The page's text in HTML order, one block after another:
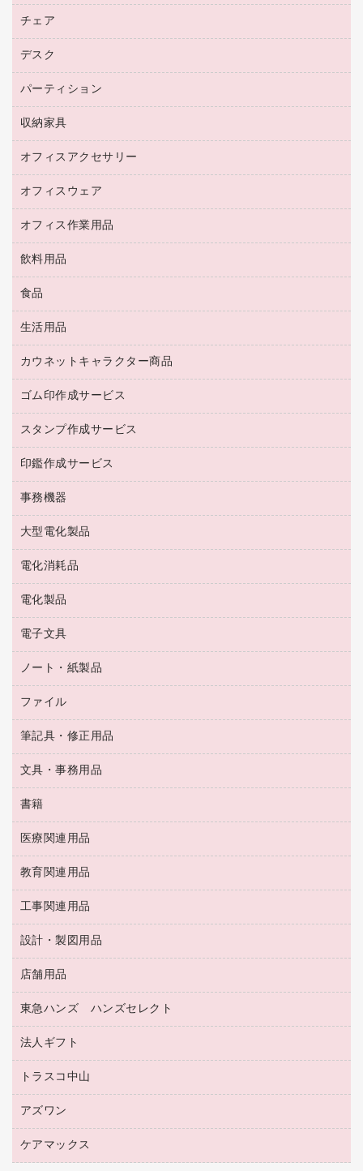
コピートナー
インクカートリッジ
ハガキ用紙
その他コピー用紙・プリンタ用紙
コピー用紙
パソコンバッグ／収納用品
ネットワーク／ＬＡＮ機器
ネットワーク／ＬＡＮアクセサリー
セキュリティ用品
ＵＳＢハブ／ＵＳＢアクセサリー
ＯＡフィルター
ＯＡクリーナー／エアダスター
ＨＤＤ／ＳＳＤ
ディスプレイモニター
メモリーカード
プロジェクタ
ファクシミリ
デジタルカメラ
スキャナー
コピー機
ＣＤ－ＲＷ
ＣＤ－Ｒ
メディア収納用品
プリンタ
チェア
応接イス・ベンチ
オフィスチェア
デスク
ミーティングテーブル
デスク
カウンター
パーティション
ホワイトボード・黒板
収納家具
保管庫・書庫
ロッカー・下駄箱
その他収納
オフィスアクセサリー
オフィスアクセサリー
オフィスウェア
医療・介護・ワーキングウェア
ブラウス・シャツ
アウター
オフィス作業用品
養生用品
防災用備蓄食品・飲料
台車・脚立
倉庫収納用品
作業用雑貨
梱包用品
梱包用テープ
園芸用品
ペット用品
飲料用品
緑茶飲料
茶葉・インスタント
紅茶・バラエティ飲料
レギュラーコーヒー
ミルク・シュガー
ソフトドリンク
コーヒーメーカー・備品
インスタントコーヒー
食品
食品
生活用品
浴室用品
台所用洗剤
掃除用品
掃除用洗剤
洗濯用品
消臭・芳香剤
殺虫剤
飲食用消耗品
ハンドソープ・石鹸
トイレ用品
トイレ用洗剤
ティッシュペーパー
ダストボックス
タオル・アメニティ用品
スリッパ・サンダル・シューズ
スポーツ・レジャー用品
ゴミ袋
キッチン用品
食品添加物製品
カウネットキャラクター商品
カウネットキャラクター商品
ゴム印作成サービス
ゴム印作成サービス
ゴム印（一行印）作成サービス
ゴム印（フリーサイズ印）作成サービス
スタンプ作成サービス
シヤチハタスタンプ作成サービス
カウネットスタンプ作成サービス
印鑑作成サービス
印鑑作成サービス
事務機器
大型シュレッダー（共配）
レーザーポインター
ラミネートフィルム
ラミネータ
タイムレコーダー
シュレッダ
ＯＨＰ用品
大型電化製品
冷蔵庫・キッチン・調理家電
テレビ・ＡＶ機器
電化消耗品
電球・蛍光灯
乾電池・充電池
フィルム・カメラ用品
デスクライト
アルバム
電化製品
掃除機・クリーナー
空調・季節家電
その他電化製品
キッチン・調理家電
ＯＡタップ／延長コード
電子文具
電卓
ラベルテープ
その他電子文具
ノート・紙製品
封筒
伝票
典礼用品
帳簿
額縁
各種用紙
ルーズリーフ
ファイル
名刺整理用品
板目表紙・綴込表紙
背幅が伸びるファイル
統一伝票用ファイル
収納保存用品
レターファイル
リングファイル
プレゼン用ファイル
ファイルボックス
パイプ式ファイル
その他ファイル
クリヤーホルダー
クリヤーブック（差替式）
クリヤーブック（固定式）
筆記具・修正用品
万年筆
消しゴム
修正液・修正ペン
修正テープ
鉛筆
マーキングペン（油性）
マーキングペン（水性）
ボールペン（油性）
ボールペン（ゲルインク）
シャープペンシル用替芯
文具・事務用品
輪ゴム
両面テープ
名札
保管・整理用品
壁面／足元収納
備品／小物ケース
透明テープ 事務用
電話台
針なしステープラー
紙めくり
裁断機
書籍
パソコンソフト
医療関連用品
保健用品
使い捨て手袋
感染症対策用品
介護用品
医療関連用品
教育関連用品
教育関連用品
工事関連用品
工事関連用品
設計・製図用品
設計・製図用品
店舗用品
店舗運営用品
陳列什器
紙手提げ袋
レジ・ポリ袋
ディスプレイ用品
カウンター／お会計用品
東急ハンズ ハンズセレクト
東急ハンズ
法人ギフト
高島屋
高島屋（食品・飲料）
カウネットギフト（食品・飲料）
トラスコ中山
建築・作業用品
アズワン
医療・介護用品（食品・飲料・食添製品）
ケアマックス